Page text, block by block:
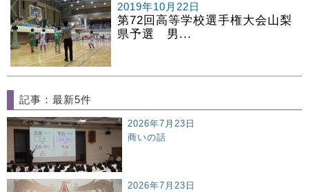
2019年10月22日
第72回高等学校選手権大会山梨
県予選 男...
記事：最新5件
2026年7月23日
商いの話
2026年7月23日